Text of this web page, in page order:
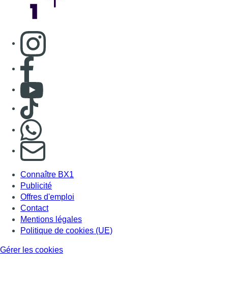
Consulter page Instagram
Consulter page Facebook
Consulter Youtube
Consulter TikTok
S'abonner à notre newsletter
Connaître BX1
Publicité
Offres d'emploi
Contact
Mentions légales
Politique de cookies (UE)
Gérer les cookies